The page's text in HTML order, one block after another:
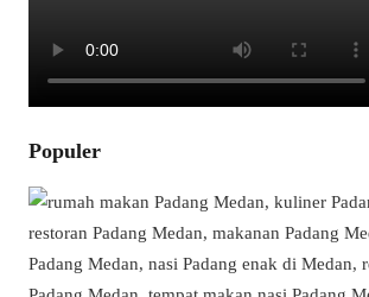
Populer